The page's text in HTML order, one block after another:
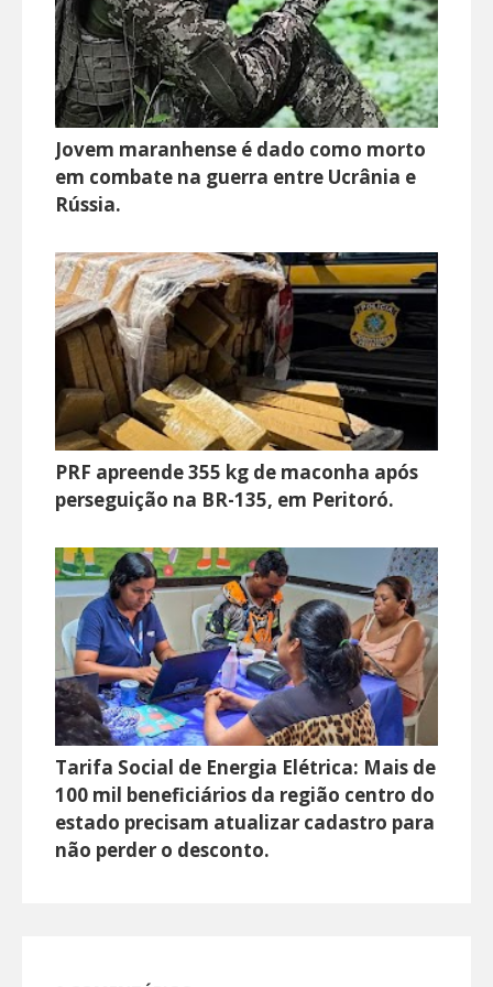
Jovem maranhense é dado como morto
em combate na guerra entre Ucrânia e
Rússia.
PRF apreende 355 kg de maconha após
perseguição na BR-135, em Peritoró.
Tarifa Social de Energia Elétrica: Mais de
100 mil beneficiários da região centro do
estado precisam atualizar cadastro para
não perder o desconto.